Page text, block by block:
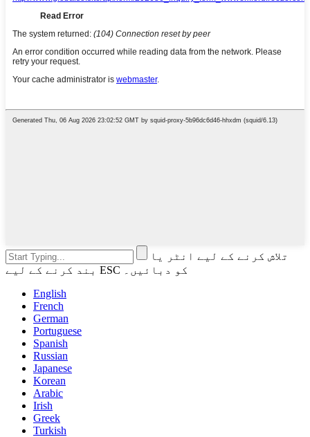
تلاش کرنے کے لیے انٹر یا
بند کرنے کے لیے ESC کو دبائیں۔
English
French
German
Portuguese
Spanish
Russian
Japanese
Korean
Arabic
Irish
Greek
Turkish